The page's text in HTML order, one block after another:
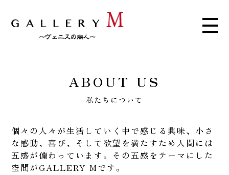
ABOUT US
私たちについて
個々の人々が生活していく中で感じる興味、小さ
な感動、喜び、そして欲望を満たすため人間には
五感が備わっています。その五感をテーマにした
空間がGALLERY Mです。